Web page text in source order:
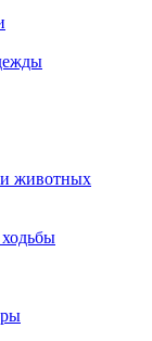
и животных